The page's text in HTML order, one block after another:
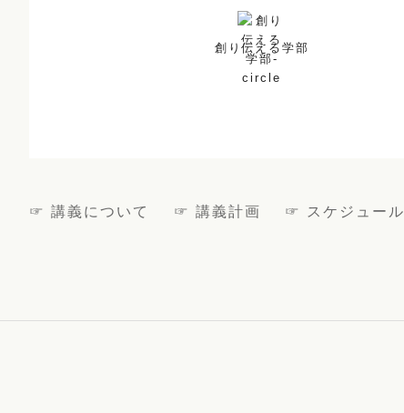
創り伝える学部
☞ 講義について ☞ 講義計画 ☞ スケジュール